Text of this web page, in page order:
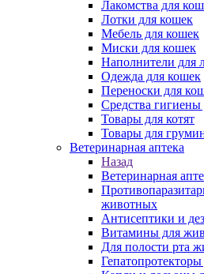
Лакомства для
Лотки для кошек
Мебель для кошек
Миски для кошек
Наполнители для
Одежда для кошек
Переноски для
Средства
Товары для котят
Товары для
Ветеринарная аптека
Назад
Ветеринарная
животных
Антисептики и
Витамины для
Для полости рта